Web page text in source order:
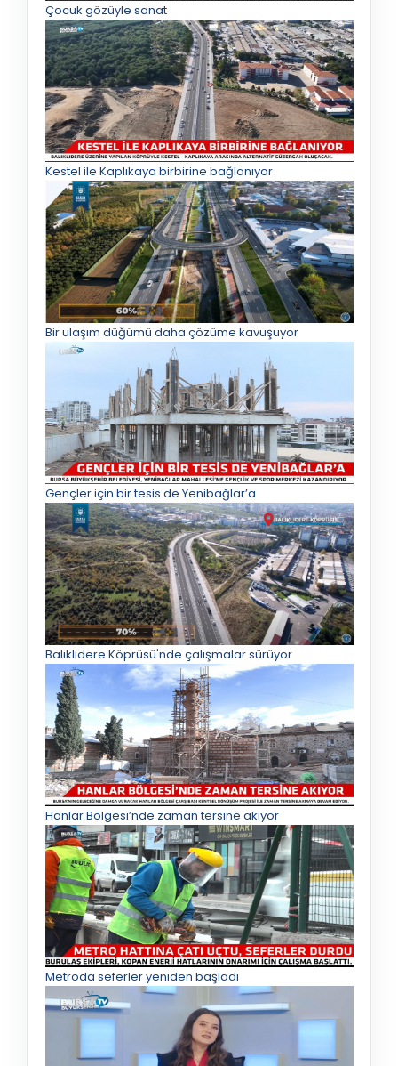
Çocuk gözüyle sanat
Kestel ile Kaplıkaya birbirine bağlanıyor
Bir ulaşım düğümü daha çözüme kavuşuyor
Gençler için bir tesis de Yenibağlar’a
Balıklıdere Köprüsü'nde çalışmalar sürüyor
Hanlar Bölgesi’nde zaman tersine akıyor
Metroda seferler yeniden başladı